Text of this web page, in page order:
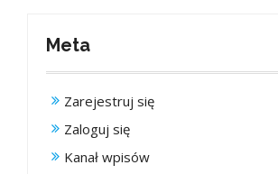
Meta
Zarejestruj się
Zaloguj się
Kanał wpisów